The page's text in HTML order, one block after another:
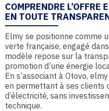
COMPRENDRE L’OFFRE
EN TOUTE
Elmy se positionne comme
verte française, engagé
modèle repose sur la
promotion d’une énergie
En s’associant à Otovo,
en permettant à ses clients
d’électricité, sans
technique.